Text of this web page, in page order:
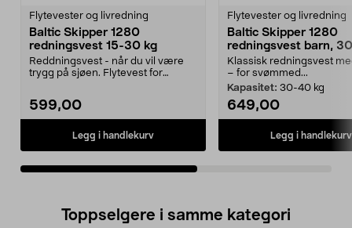
Flytevester og livredning
Baltic Skipper 1280
redningsvest 15-30 kg
Reddningsvest - når du vil være
trygg på sjøen. Flytevest for
599,00
Legg i handlekurv
Flytevester og livredning
Baltic Skipper 1280
redningsvest barn,
Klassisk redningsvest
– for svømmed...
Kapasitet: 30-40 kg
649,00
Legg i handlekurv
Toppselgere i samme kategori